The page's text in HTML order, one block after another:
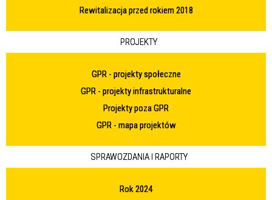
Rewitalizacja przed rokiem 2018
PROJEKTY
GPR - projekty społeczne
GPR - projekty infrastrukturalne
Projekty poza GPR
GPR - mapa projektów
SPRAWOZDANIA I RAPORTY
Rok 2024